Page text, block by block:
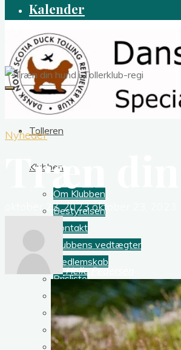
Kalender
Tolleren
Klubben
Om Klubben
Bestyrelsen
Kontakt
Klubbens vedtægter
Medlemskab
Prisliste
Dokumenter
Klubtøj
Tollerbladet
Sponsorer
Nyheder
Træn
oktober 23, 2023oktober 23, 2023
Helle Pedersen